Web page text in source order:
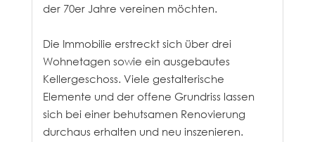
der 70er Jahre vereinen möchten.
Die Immobilie erstreckt sich über drei
Wohnetagen sowie ein ausgebautes
Kellergeschoss. Viele gestalterische
Elemente und der offene Grundriss lassen
sich bei einer behutsamen Renovierung
durchaus erhalten und neu inszenieren.